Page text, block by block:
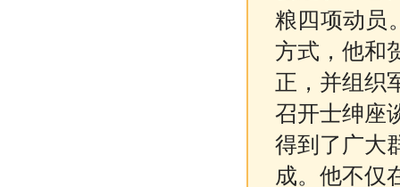
粮四项动员
方式，他和
正，并组织
召开士绅座
得到了广大
成。他不仅